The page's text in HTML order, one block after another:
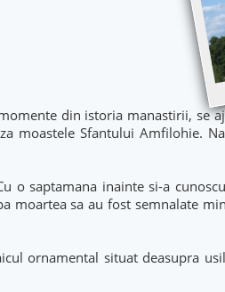
din istoria manastirii, se
moastele Sfantului Amfilohie.
saptamana inainte si-a
moartea sa au fost semnalate
ornamental situat deasupra